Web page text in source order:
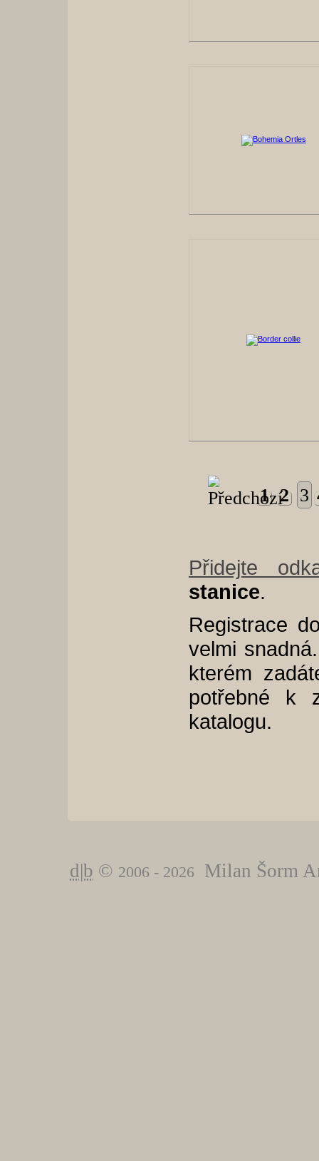
1 2 3
Přidejte
stanice.
Registrace
velmi
kterém
potřebné k
katalogu.
d|b © 2006 - 2026 Milan Šorm